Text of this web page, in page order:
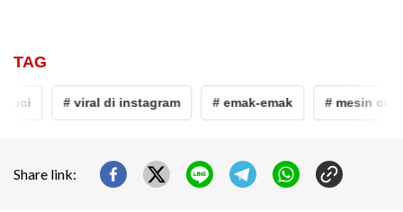
TAG
# viral di instagram # emak-emak # mesin cuci
Share link: